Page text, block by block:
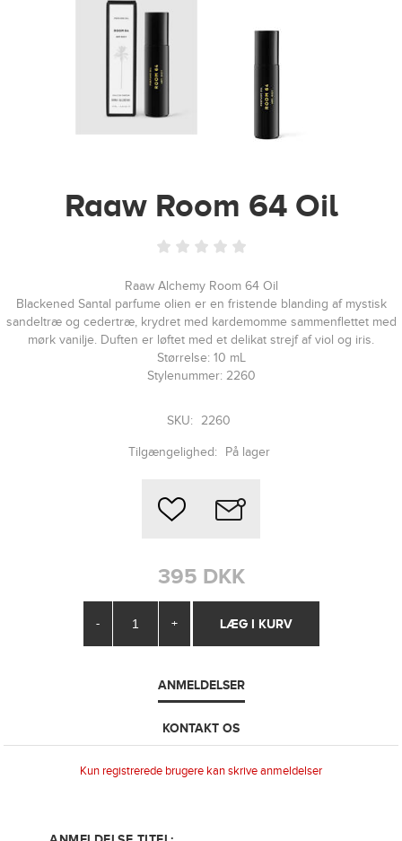
Raaw Room 64 Oil
Raaw Alchemy Room 64 Oil
Blackened Santal parfume olien er en fristende blanding af mystisk
sandeltræ og cedertræ, krydret med kardemomme sammenflettet med
mørk vanilje. Duften er løftet med et delikat strejf af viol og iris.
Størrelse: 10 mL
Stylenummer: 2260
SKU: 2260
Tilgængelighed: På lager
395 DKK
- +
ANMELDELSER
KONTAKT OS
Kun registrerede brugere kan skrive anmeldelser